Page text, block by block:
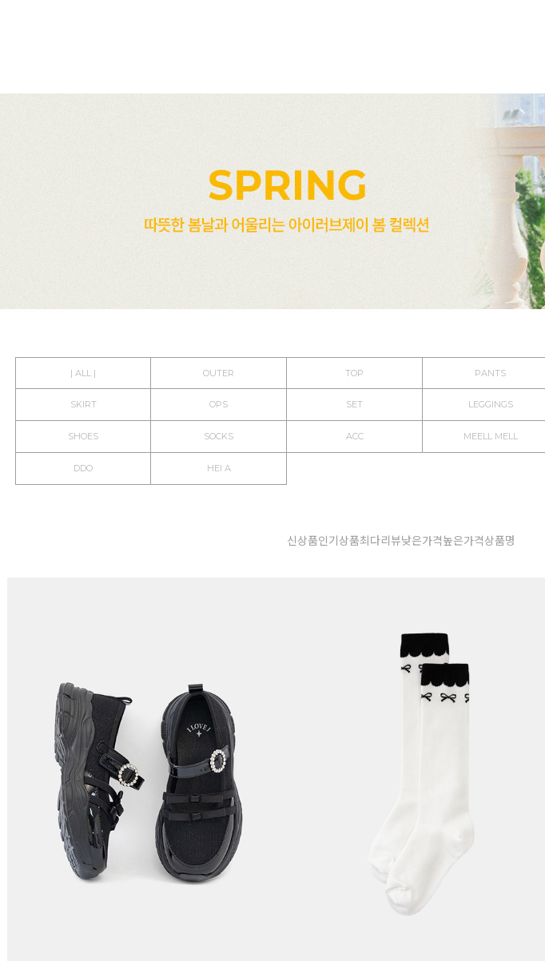
| ALL | OUTER TOP PANTS
SKIRT OPS SET LEGGINGS
SHOES SOCKS ACC MEELL MELL
DDO HEI A
신상품인기상품최다리뷰낮은가격높은가격상품명